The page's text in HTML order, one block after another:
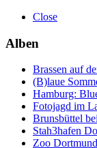
Close
Alben
Brassen auf
(B)laue
Hamburg:
Fotojagd im
Brunsbüttel
Stah3hafen
Zoo